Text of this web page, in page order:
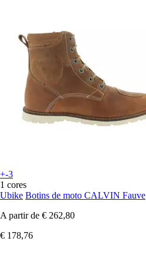
+-3
1 cores
Ubike Botins de moto CALVIN Fauve
A partir de € 262,80
€ 178,76